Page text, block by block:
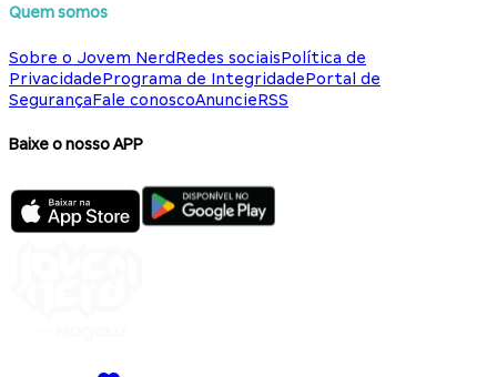
Quem somos
Sobre o Jovem NerdRedes sociaisPolítica de
PrivacidadePrograma de IntegridadePortal de
SegurançaFale conoscoAnuncieRSS
Baixe o nosso APP